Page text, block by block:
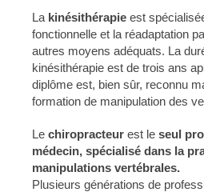
La kinésithérapie est
fonctionnelle et la réadaptation
autres moyens adéquats. La
kinésithérapie est de trois ans
diplôme est, bien sûr, reconnu
formation de manipulation des
Le chiropracteur est le seul
médecin, spécialisé dans la
manipulations vertébrales.
Plusieurs générations de